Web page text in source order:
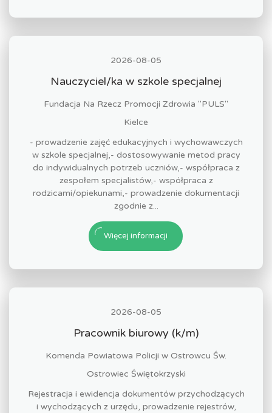
2026-08-05
Nauczyciel/ka w szkole specjalnej
Fundacja Na Rzecz Promocji Zdrowia "PULS"
Kielce
- prowadzenie zajęć edukacyjnych i wychowawczych
w szkole specjalnej,- dostosowywanie metod pracy
do indywidualnych potrzeb uczniów,- współpraca z
zespołem specjalistów,- współpraca z
rodzicami/opiekunami,- prowadzenie dokumentacji
zgodnie z...
Więcej informacji
2026-08-05
Pracownik biurowy (k/m)
Komenda Powiatowa Policji w Ostrowcu Św.
Ostrowiec Świętokrzyski
Rejestracja i ewidencja dokumentów przychodzących
i wychodzących z urzędu, prowadzenie rejestrów,